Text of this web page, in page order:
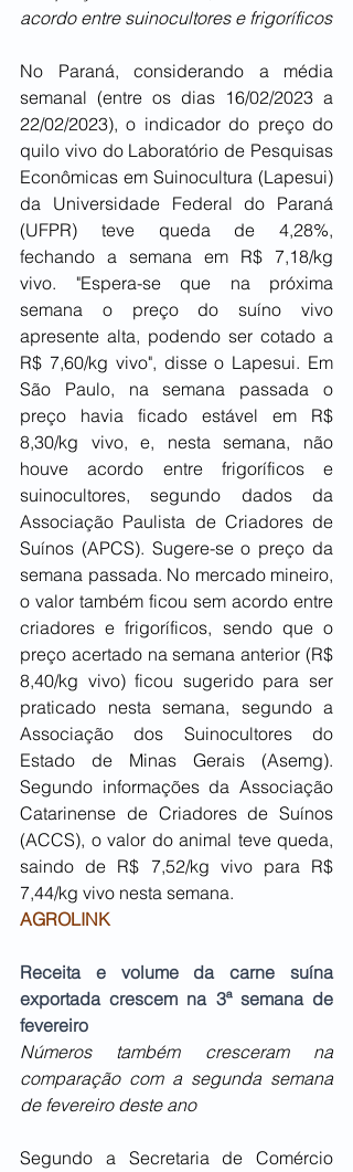
acordo entre suinocultores e frigoríficos
No Paraná, considerando a média
semanal (entre os dias 16/02/2023 a
22/02/2023), o indicador do preço do
quilo vivo do Laboratório de Pesquisas
Econômicas em Suinocultura (Lapesui)
da Universidade Federal do Paraná
(UFPR) teve queda de 4,28%,
fechando a semana em R$ 7,18/kg
vivo. "Espera-se que na próxima
semana o preço do suíno vivo
apresente alta, podendo ser cotado a
R$ 7,60/kg vivo", disse o Lapesui. Em
São Paulo, na semana passada o
preço havia ficado estável em R$
8,30/kg vivo, e, nesta semana, não
houve acordo entre frigoríficos e
suinocultores, segundo dados da
Associação Paulista de Criadores de
Suínos (APCS). Sugere-se o preço da
semana passada. No mercado mineiro,
o valor também ficou sem acordo entre
criadores e frigoríficos, sendo que o
preço acertado na semana anterior (R$
8,40/kg vivo) ficou sugerido para ser
praticado nesta semana, segundo a
Associação dos Suinocultores do
Estado de Minas Gerais (Asemg).
Segundo informações da Associação
Catarinense de Criadores de Suínos
(ACCS), o valor do animal teve queda,
saindo de R$ 7,52/kg vivo para R$
7,44/kg vivo nesta semana.
AGROLINK
Receita e volume da carne suína
exportada crescem na 3ª semana de
fevereiro
Números também cresceram na
comparação com a segunda semana
de fevereiro deste ano
Segundo a Secretaria de Comércio